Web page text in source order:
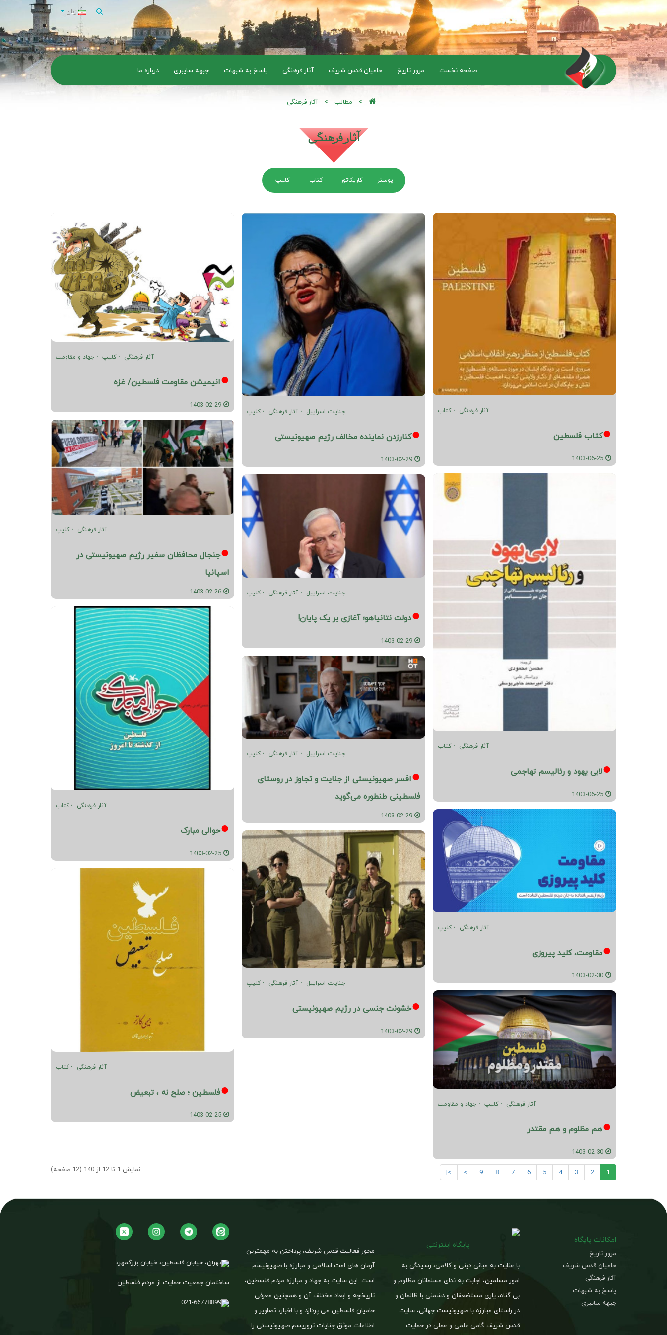
زبان
صفحه نخست مرور تاریخ حامیان قدس شریف آثار فرهنگی پاسخ به شبهات جبهه سایبری درباره ما
مطالب آثار فرهنگی
آثار فرهنگی
پوستر کاریکاتور کتاب کلیپ
آثار فرهنگی کتاب
کتاب فلسطین
آثار فرهنگی کتاب
لابی یهود و رئالیسم تهاجمی
آثار فرهنگی کلیپ
مقاومت، کلید پیروزی
آثار فرهنگی کلیپ جهاد و مقاومت
هم مظلوم و هم مقتدر
جنایات اسراییل آثار فرهنگی کلیپ
کنارزدن نماینده مخالف رژیم صهیونیستی
جنایات اسراییل آثار فرهنگی کلیپ
دولت نتانیاهو؛ آغازی بر یک پایان!
جنایات اسراییل آثار فرهنگی کلیپ
افسر صهیونیستی از جنایت و تجاوز در روستای
فلسطینی طنطوره می‌گوید
جنایات اسراییل آثار فرهنگی کلیپ
خشونت جنسی در رژیم صهیونیستی
آثار فرهنگی کلیپ جهاد و مقاومت
انیمیشن مقاومت فلسطین/ غزه
آثار فرهنگی کلیپ
جنجال محافظان سفیر رژیم صهیونیستی در
اسپانیا
آثار فرهنگی کتاب
حوالی مبارک
آثار فرهنگی کتاب
فلسطین ؛ صلح نه ، تبعیض
1
2
3
4
5
6
7
8
9
>
>| نمایش 1 تا 12 از 140 (12 صفحه)
امکانات پایگاه
مرور تاریخ
حامیان قدس شریف
آثار فرهنگی
پاسخ به شبهات
جبهه سایبری
پایگاه اینترنتی
با عنایت به مبانی دینی و کلامی، رسیدگی به
امور مسلمین، اجابت به ندای مسلمانان مظلوم و
بی گناه، یاری مستضعفان و دشمنی با ظالمان و
در راستای مبارزه با صهیونیست جهانی، سایت
قدس شریف گامی علمی و عملی در حمایت
محور فعالیت قدس شریف، پرداختن به مهمترین
آرمان های امت اسلامی و مبارزه با صهیونیسم
است. این سایت به جهاد و مبارزه مردم فلسطین،
تاریخچه و ابعاد مختلف آن و همچنین معرفی
حامیان فلسطین می پردازد و با اخبار، تصاویر و
اطلاعات موثق جنایات تروریسم صهیونیستی را
تهران، خیابان فلسطین، خیابان بزرگمهر،
ساختمان جمعیت حمایت از مردم فلسطین
021-66778899